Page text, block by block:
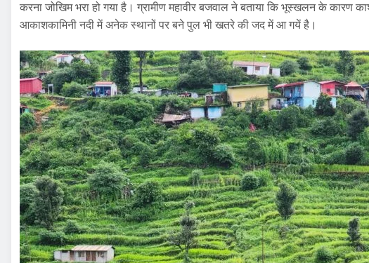
करना जोखिम भरा हो गया है। ग्रामीण महावीर बजवाल ने बताया कि भूस्खलन के कारण
आकाशकामिनी नदी में अनेक स्थानों पर बने पुल भी खतरे की जद में आ गयें है।